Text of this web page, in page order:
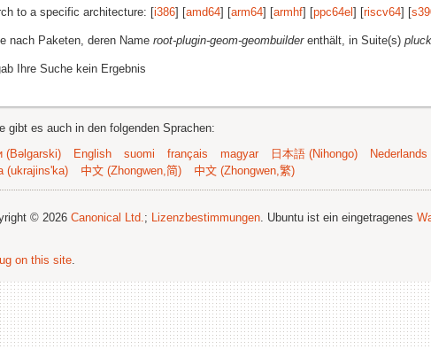
to a specific architecture: [i386] [amd64] [arm64] [armhf] [ppc64el ] [riscv64] [
nach Paketen, deren Name root-plugin-geom-geombuilderenthält, in Suite(s)
Ihre Suche kein Ergebnis
gibt es auch in den folgenden Sprachen:
(Bəlgarski)
English suomi français magyar 日本語 (Nihongo) Nederlands
(ukrajins'ka)
中文 (Zhongwen,简) 中文 (Zhongwen,繁)
© 2026 Canonical Ltd.; Lizenzbestimmungen. Ubuntu ist ein eingetragenes
on this site.